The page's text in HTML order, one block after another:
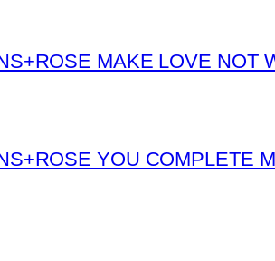
MAKE LOVE NOT
YOU COMPLETE